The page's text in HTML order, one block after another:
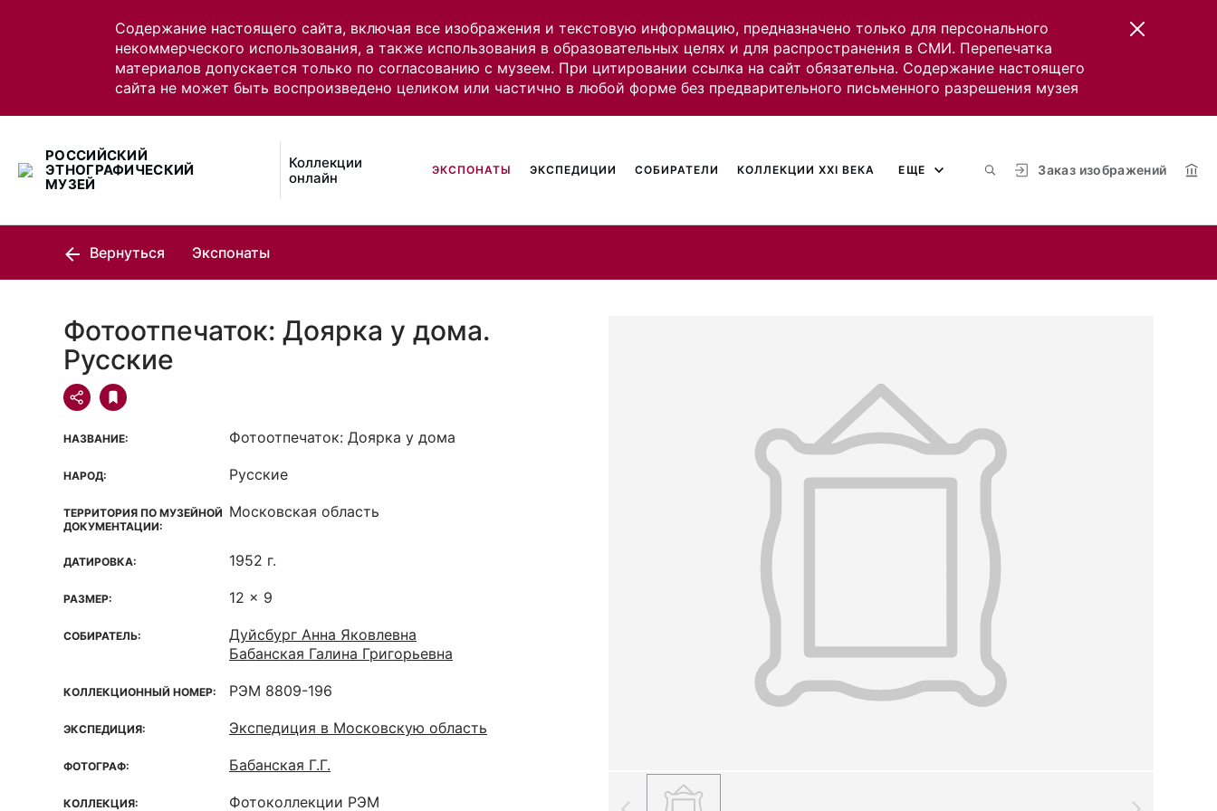
Содержание настоящего сайта, включая все изображения и текстовую информацию, предназначено только для персонального
некоммерческого использования, а также использования в образовательных целях и для распространения в СМИ. Перепечатка
материалов допускается только по согласованию с музеем. При цитировании ссылка на сайт обязательна. Содержание настоящего
сайта не может быть воспроизведено целиком или частично в любой форме без предварительного письменного разрешения музея
РОССИЙСКИЙ
ЭТНОГРАФИЧЕСКИЙ
МУЗЕЙ
Коллекции
онлайн
Заказ изображений
ЭКСПОНАТЫ ЭКСПЕДИЦИИ СОБИРАТЕЛИ КОЛЛЕКЦИИ XXI ВЕКА ЕЩЕ
Вернуться Экспонаты
Фотоотпечаток: Доярка у дома.
Русские
НАЗВАНИЕ: Фотоотпечаток: Доярка у дома
НАРОД: Русские
ТЕРРИТОРИЯ ПО МУЗЕЙНОЙ
ДОКУМЕНТАЦИИ:
Московская область
ДАТИРОВКА: 1952 г.
РАЗМЕР: 12 x 9
СОБИРАТЕЛЬ:
Дуйсбург Анна Яковлевна
Бабанская Галина Григорьевна
КОЛЛЕКЦИОННЫЙ НОМЕР: РЭМ 8809-196
ЭКСПЕДИЦИЯ: Экспедиция в Московскую область
ФОТОГРАФ: Бабанская Г.Г.
КОЛЛЕКЦИЯ: Фотоколлекции РЭМ